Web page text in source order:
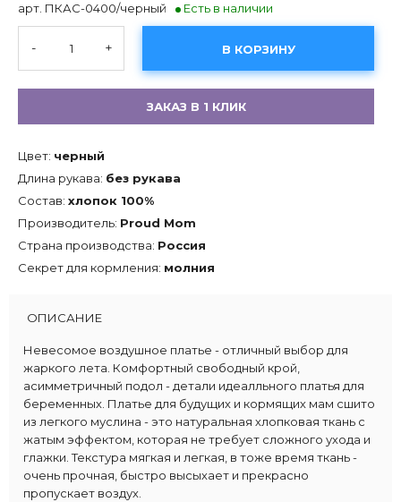
арт. ПКАС-0400/черный Есть в наличии
- + В КОРЗИНУ
ЗАКАЗ В 1 КЛИК
Цвет: черный
Длина рукава: без рукава
Состав: хлопок 100%
Производитель: Proud Mom
Страна производства: Россия
Секрет для кормления: молния
ОПИСАНИЕ
Невесомое воздушное платье - отличный выбор для
жаркого лета. Комфортный свободный крой,
асимметричный подол - детали идеалльного платья для
беременных. Платье для будущих и кормящих мам сшито
из легкого муслина - это натуральная хлопковая ткань с
жатым эффектом, которая не требует сложного ухода и
глажки. Текстура мягкая и легкая, в тоже время ткань -
очень прочная, быстро высыхает и прекрасно
пропускает воздух.